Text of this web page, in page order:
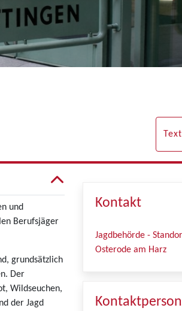
und
Berufsjäger
grundsätzlich
Der
Wildseuchen,
der Jagd
Kontakt
Jagdbehörde -
Osterode am Harz